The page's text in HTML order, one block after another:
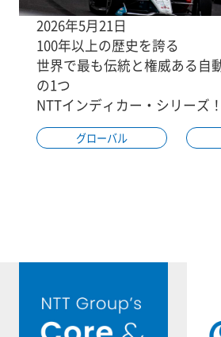
2026年5月21日
100年以上の歴史を誇る
世界で最も伝統と権威ある自
の1つ
NTTインディカー・シリーズ！
グローバル